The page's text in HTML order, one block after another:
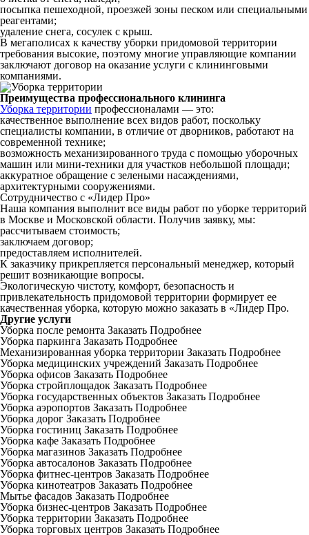
посыпка пешеходной, проезжей зоны песком или специальными
реагентами;
удаление снега, сосулек с крыш.
В мегаполисах к качеству уборки придомовой территории
требования высокие, поэтому многие управляющие компании
заключают договор на оказание услуги с клининговыми
компаниями.
Преимущества профессионального клининга
Уборка территории профессионалами — это:
качественное выполнение всех видов работ, поскольку
специалисты компании, в отличие от дворников, работают на
современной технике;
возможность механизированного труда с помощью уборочных
машин или мини-техники для участков небольшой площади;
аккуратное обращение с зелеными насаждениями,
архитектурными сооружениями.
Сотрудничество с «Лидер Про»
Наша компания выполнит все виды работ по уборке территорий
в Москве и Московской области. Получив заявку, мы:
рассчитываем стоимость;
заключаем договор;
предоставляем исполнителей.
К заказчику прикрепляется персональный менеджер, который
решит возникающие вопросы.
Экологическую чистоту, комфорт, безопасность и
привлекательность придомовой территории формирует ее
качественная уборка, которую можно заказать в «Лидер Про.
Другие услуги
Уборка после ремонта Заказать Подробнее
Уборка паркинга Заказать Подробнее
Механизированная уборка территории Заказать Подробнее
Уборка медицинских учреждений Заказать Подробнее
Уборка офисов Заказать Подробнее
Уборка стройплощадок Заказать Подробнее
Уборка государственных объектов Заказать Подробнее
Уборка аэропортов Заказать Подробнее
Уборка дорог Заказать Подробнее
Уборка гостиниц Заказать Подробнее
Уборка кафе Заказать Подробнее
Уборка магазинов Заказать Подробнее
Уборка автосалонов Заказать Подробнее
Уборка фитнес-центров Заказать Подробнее
Уборка кинотеатров Заказать Подробнее
Мытье фасадов Заказать Подробнее
Уборка бизнес-центров Заказать Подробнее
Уборка территории Заказать Подробнее
Уборка торговых центров Заказать Подробнее